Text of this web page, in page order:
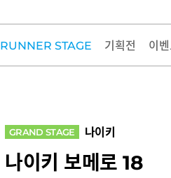
RUNNER STAGE 기획전 이
GRAND STAGE 나이키
나이키 보메로 18